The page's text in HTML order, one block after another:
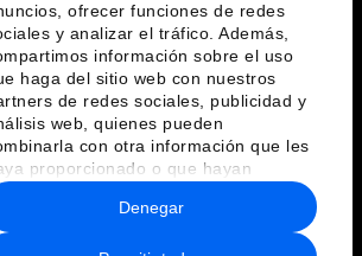
ofrecer funciones de redes
y analizar el tráfico. Además,
información sobre el uso
haga del sitio web con nuestros
de redes sociales, publicidad y
web, quienes pueden
con otra información que les
proporcionado o que hayan
a partir del uso que haya
de sus servicios.
Denegar
idiomas
privacidad y normas de uso